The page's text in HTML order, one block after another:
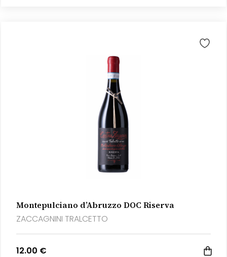
Montepulciano d’Abruzzo DOC Riserva
ZACCAGNINI TRALCETTO
12.00 €